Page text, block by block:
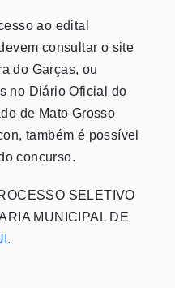
ao edital
consultar o site
do Garças, ou
no Diário Oficial do
de Mato Grosso
também é possível
concurso.
SELETIVO
MUNICIPAL DE